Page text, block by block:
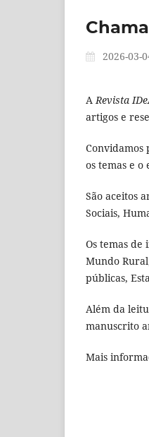
2026-03-
ARevista
artigos e
Convidamos
os temas e o
São aceitos
Sociais,
Os temas de
Mundo
públicas,
Além da
manuscrito
Mais